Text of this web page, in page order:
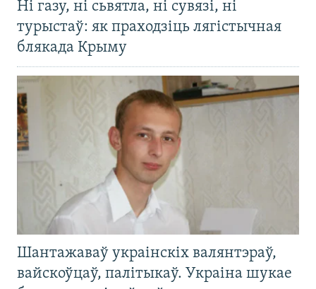
Ні газу, ні сьвятла, ні сувязі, ні
турыстаў: як праходзіць лягістычная
блякада Крыму
Шантажаваў украінскіх валянтэраў,
вайскоўцаў, палітыкаў. Украіна шукае